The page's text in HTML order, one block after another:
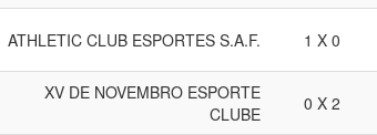
ATHLETIC CLUB ESPORTES S.A.F. 1 X 0
XV DE NOVEMBRO ESPORTE
CLUBE
0 X 2